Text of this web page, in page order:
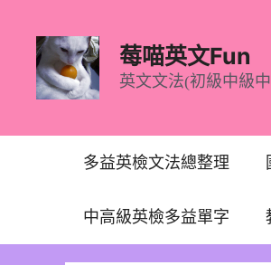
內
莓喵英文Fun
英文文法(初級中級
多益英檢文法總整理
中高級英檢多益單字